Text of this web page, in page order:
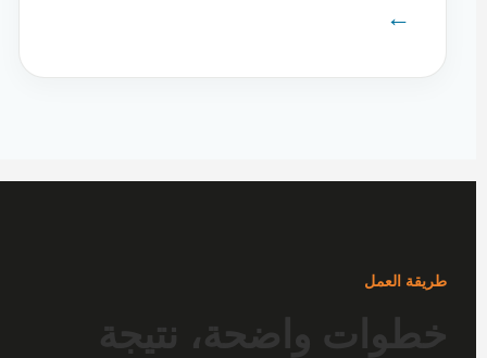
←
طريقة العمل
خطوات واضحة، نتيجة